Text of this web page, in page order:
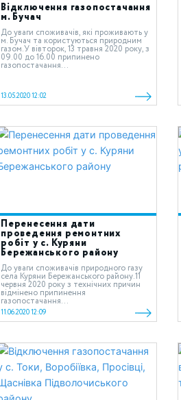
Відключення газопостачання
м. Бучач
До уваги споживачів, які проживають у
м. Бучач та користуються природним
газом.У вівторок, 13 травня 2020 року, з
09.00 до 16.00 припинено
газопостачання...
13.05.2020 12:02
Перенесення дати
проведення ремонтних
робіт у с. Куряни
Бережанського району
До уваги споживачів природного газу
села Куряни Бережанського району.11
червня 2020 року з технічних причин
відмінено припинення
газопостачання...
11.06.2020 12:09